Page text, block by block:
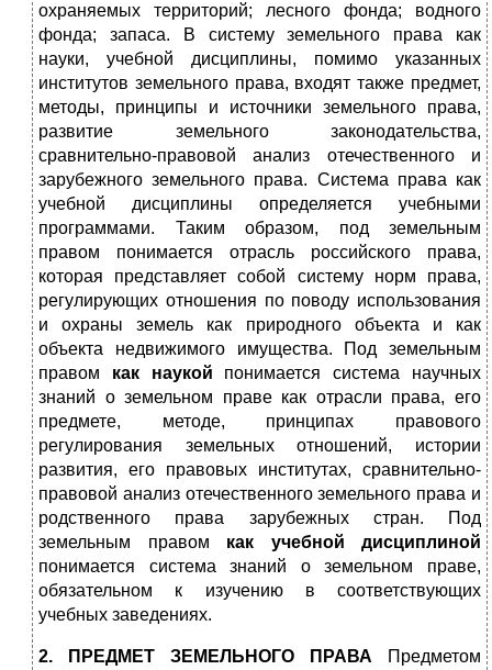
охраняемых территорий; лесного фонда; водного
фонда; запаса. В систему земельного права как
науки, учебной дисциплины, помимо указанных
институтов земельного права, входят также предмет,
методы, принципы и источники земельного права,
развитие земельного законодательства,
сравнительно-правовой анализ отечественного и
зарубежного земельного права. Система права как
учебной дисциплины определяется учебными
программами. Таким образом, под земельным
правом понимается отрасль российского права,
которая представляет собой систему норм права,
регулирующих отношения по поводу использования
и охраны земель как природного объекта и как
объекта недвижимого имущества. Под земельным
правом как наукой понимается система научных
знаний о земельном праве как отрасли права, его
предмете, методе, принципах правового
регулирования земельных отношений, истории
развития, его правовых институтах, сравнительно-
правовой анализ отечественного земельного права и
родственного права зарубежных стран. Под
земельным правом как учебной дисциплиной
понимается система знаний о земельном праве,
обязательном к изучению в соответствующих
учебных заведениях.
2. ПРЕДМЕТ ЗЕМЕЛЬНОГО ПРАВА
Предметом